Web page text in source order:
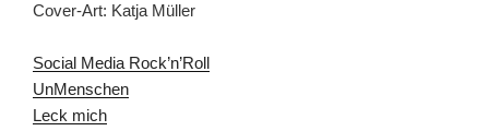
Cover-Art: Katja Müller
Social Media Rock’n’Roll
UnMenschen
Leck mich